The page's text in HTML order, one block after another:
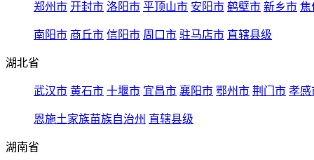
郑州市 开封市 洛阳市 平顶山市 安阳市 鹤壁市 新乡市 焦
南阳市 商丘市 信阳市 周口市 驻马店市 直辖县级
湖北省
武汉市 黄石市 十堰市 宜昌市 襄阳市 鄂州市 荆门市 孝感
恩施土家族苗族自治州 直辖县级
湖南省